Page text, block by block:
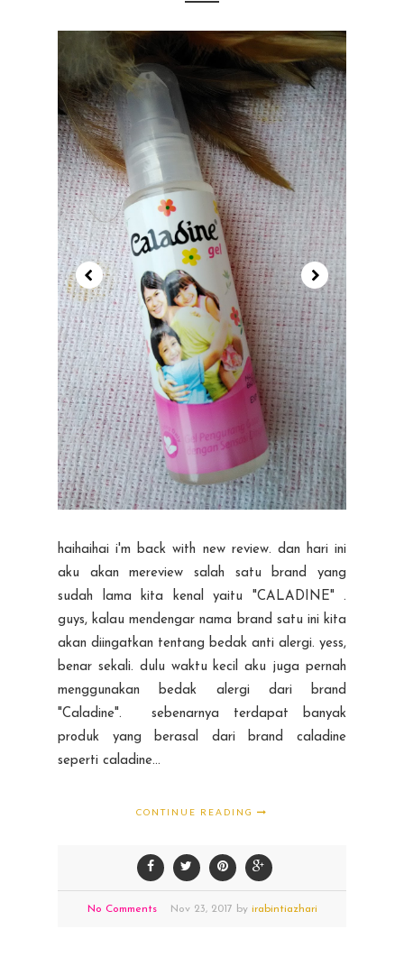
haihaihai i'm back with new review. dan hari ini
aku akan mereview salah satu brand yang
sudah lama kita kenal yaitu "CALADINE" .
guys, kalau mendengar nama brand satu ini kita
akan diingatkan tentang bedak anti alergi. yess,
benar sekali. dulu waktu kecil aku juga pernah
menggunakan bedak alergi dari brand
"Caladine". sebenarnya terdapat banyak
produk yang berasal dari brand caladine
seperti caladine...
CONTINUE READING
No Comments Nov 23,2017 by irabintiazhari